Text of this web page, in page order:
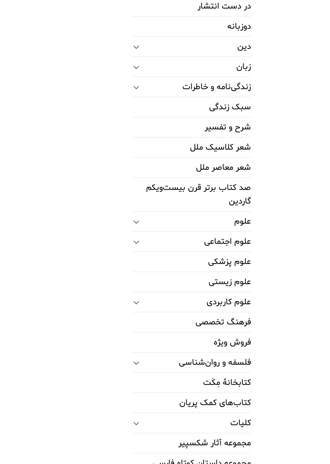
در دست انتشار
دوزبانه
دین
زبان
زندگی‌نامه و خاطرات
سبک زندگی
شرح و تفسیر
شعر کلاسیک ملل
شعر معاصر ملل
صد کتاب برتر قرن بیست‌و‌یکم
گاردین
علوم
علوم اجتماعی
علوم پزشکی
علوم زیستی
علوم کاربردی
فرهنگ تخصصی
فروش ویژه
فلسفه و روان‌شناسی
کتابخانۀ مِکَت
کتاب‌های کمک پریان
کلیات
مجموعه آثار شکسپیر